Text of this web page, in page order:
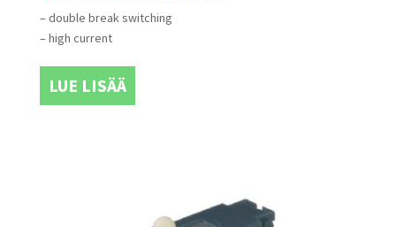
– double break switching
– high current
LUE LISÄÄ